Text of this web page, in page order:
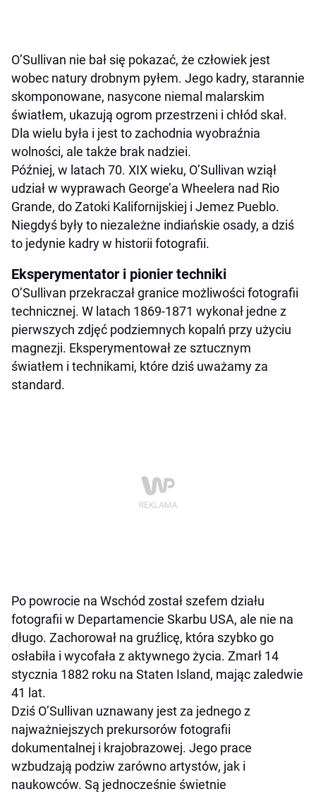
O’Sullivan nie bał się pokazać, że człowiek jest
wobec natury drobnym pyłem. Jego kadry, starannie
skomponowane, nasycone niemal malarskim
światłem, ukazują ogrom przestrzeni i chłód skał.
Dla wielu była i jest to zachodnia wyobraźnia
wolności, ale także brak nadziei.
Później, w latach 70. XIX wieku, O’Sullivan wziął
udział w wyprawach George’a Wheelera nad Rio
Grande, do Zatoki Kalifornijskiej i Jemez Pueblo.
Niegdyś były to niezależne indiańskie osady, a dziś
to jedynie kadry w historii fotografii.
Eksperymentator i pionier techniki
O’Sullivan przekraczał granice możliwości fotografii
technicznej. W latach 1869-1871 wykonał jedne z
pierwszych zdjęć podziemnych kopalń przy użyciu
magnezji. Eksperymentował ze sztucznym
światłem i technikami, które dziś uważamy za
standard.
Po powrocie na Wschód został szefem działu
fotografii w Departamencie Skarbu USA, ale nie na
długo. Zachorował na gruźlicę, która szybko go
osłabiła i wycofała z aktywnego życia. Zmarł 14
stycznia 1882 roku na Staten Island, mając zaledwie
41 lat.
Dziś O’Sullivan uznawany jest za jednego z
najważniejszych prekursorów fotografii
dokumentalnej i krajobrazowej. Jego prace
wzbudzają podziw zarówno artystów, jak i
naukowców. Są jednocześnie świetnie